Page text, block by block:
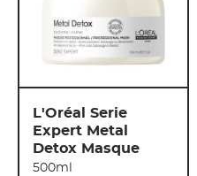
L'Oréal Serie
Expert Metal
Detox Masque
500ml